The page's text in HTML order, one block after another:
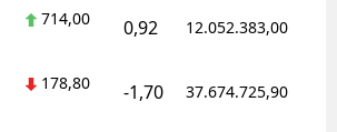
Uşak
714,00 0,92 12.052.383,00
178,80 -1,70 37.674.725,90